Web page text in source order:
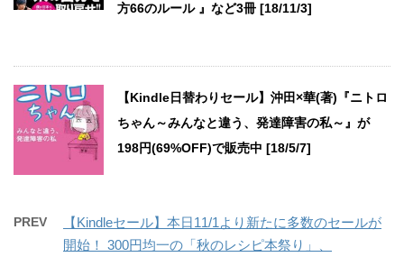
方66のルール 』など3冊 [18/11/3]
【Kindle日替わりセール】沖田×華(著)『ニトロ
ちゃん～みんなと違う、発達障害の私～』が
198円(69%OFF)で販売中 [18/5/7]
PREV
【Kindleセール】本日11/1より新たに多数のセールが
開始！ 300円均一の「秋のレシピ本祭り」、